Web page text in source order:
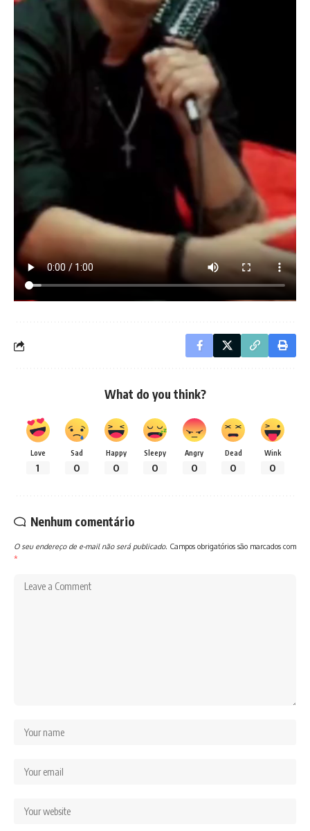
What do you think?
Love
1
Sad
0
Happy
0
Sleepy
0
Angry
0
Dead
0
Wink
0
Nenhum comentário
O seu endereço de e-mail não será publicado. Campos obrigatórios são marcados com
*